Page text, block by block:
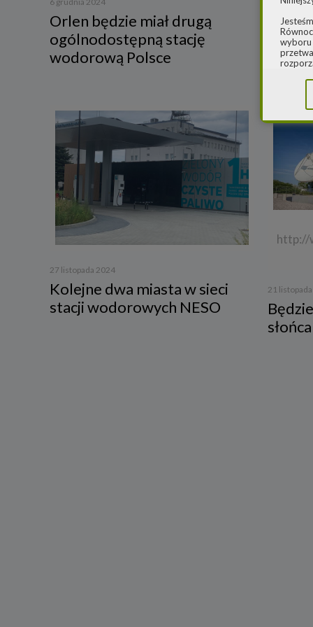
Orlen będzie miał drugą
ogólnodostępną stację
wodorową Polsce
Enea
na
27 listopada 2024
Kolejne dwa miasta w sieci
stacji wodorowych NESO
http://
21
wyboru
2.
ul.
W
b)
3.